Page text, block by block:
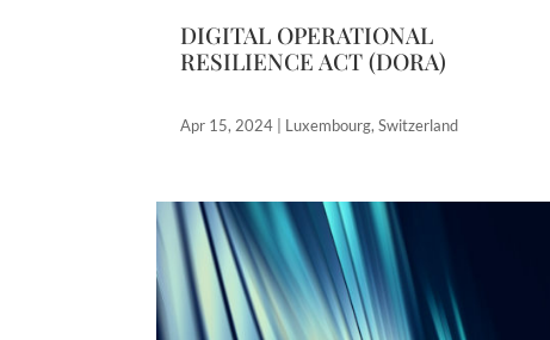
DIGITAL OPERATIONAL
RESILIENCE ACT (DORA)
Apr 15, 2024 Luxembourg, Switzerland